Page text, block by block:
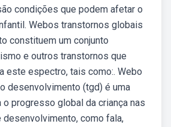
condições que podem afetar o
Webos transtornos globais
constituem um conjunto
e outros transtornos que
este espectro, tais como:. Webo
desenvolvimento (tgd) é uma
progresso global da criança nas
como fala,